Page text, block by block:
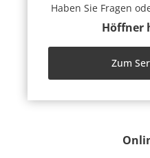
Haben Sie Fragen
Höffner
Zum